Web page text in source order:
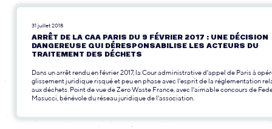
31 juillet 2018
ARRÊT DE LA CAA PARIS DU 9 FÉVRIER 2017 : UNE DÉCISION
DANGEREUSE QUI DÉRESPONSABILISE LES ACTEURS DU
TRAITEMENT DES DÉCHETS
Dans un arrêt rendu en février 2017, la Cour administrative d'appel de Paris à
glissement juridique risqué et peu en phase avec l'esprit de la réglementation
aux déchets. Point de vue de Zero Waste France, avec l'aimable concours de
Masucci, bénévole du réseau juridique de l'association.